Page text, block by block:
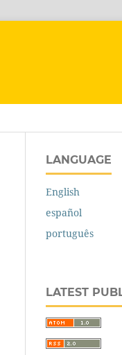
LANGUAGE
English
español
português
LATEST